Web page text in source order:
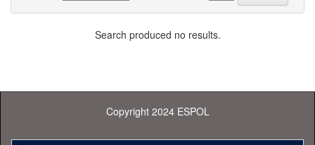
Search produced no results.
Copyright 2024 ESPOL